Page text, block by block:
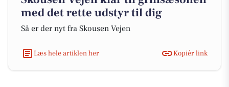
med det rette udstyr til dig
Så er der nyt fra Skousen Vejen
Læs hele artiklen her Kopiér link